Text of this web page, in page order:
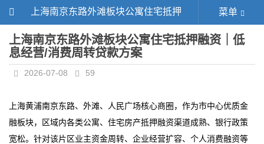
上海南京东路外滩板块公寓住宅抵押
融资｜低息经营/消费周转贷款方案
菜单
上海南京东路外滩板块公寓住宅抵押融资｜低
息经营/消费周转贷款方案
2026-07-08 59
上海黄浦南京东路、外滩、人民广场核心商圈，作为市中心优质金
融板块，区域内各类公寓、住宅房产抵押融资渠道成熟、银行政策
宽松。针对该片区业主资金周转、企业经营扩容、个人消费融资等